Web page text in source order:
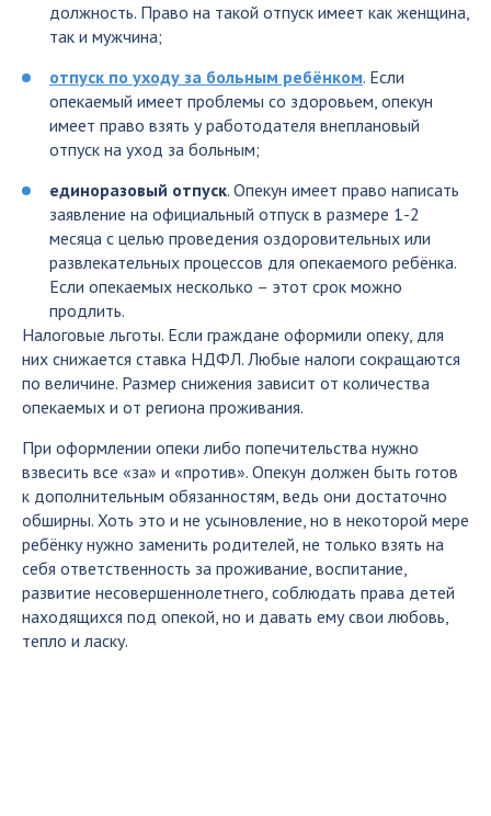
должность. Право на такой отпуск имеет как женщина,
так и мужчина;
отпуск по уходу за больным ребёнком. Если
опекаемый имеет проблемы со здоровьем, опекун
имеет право взять у работодателя внеплановый
отпуск на уход за больным;
единоразовый отпуск. Опекун имеет право написать
заявление на официальный отпуск в размере 1-2
месяца с целью проведения оздоровительных или
развлекательных процессов для опекаемого ребёнка.
Если опекаемых несколько – этот срок можно
продлить.
Налоговые льготы. Если граждане оформили опеку, для
них снижается ставка НДФЛ. Любые налоги сокращаются
по величине. Размер снижения зависит от количества
опекаемых и от региона проживания.
При оформлении опеки либо попечительства нужно
взвесить все «за» и «против». Опекун должен быть готов
к дополнительным обязанностям, ведь они достаточно
обширны. Хоть это и не усыновление, но в некоторой мере
ребёнку нужно заменить родителей, не только взять на
себя ответственность за проживание, воспитание,
развитие несовершеннолетнего, соблюдать права детей
находящихся под опекой, но и давать ему свои любовь,
тепло и ласку.